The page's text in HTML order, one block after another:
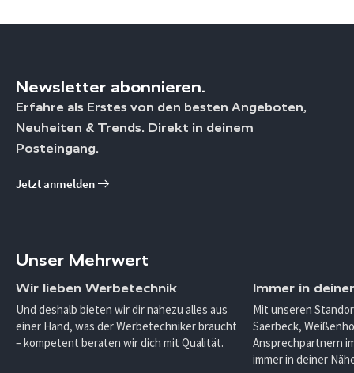
Newsletter abonnieren.
Erfahre als Erstes von den besten Angeboten,
Neuheiten & Trends. Direkt in deinem
Posteingang.
Jetzt anmelden
Unser Mehrwert
Wir lieben Werbetechnik
Und deshalb bieten wir dir nahezu alles aus
einer Hand, was der Werbetechniker braucht
– kompetent beraten wir dich mit Qualität.
Immer in
Mit unseren
Saerbeck,
Ansprechpartnern
immer in deiner